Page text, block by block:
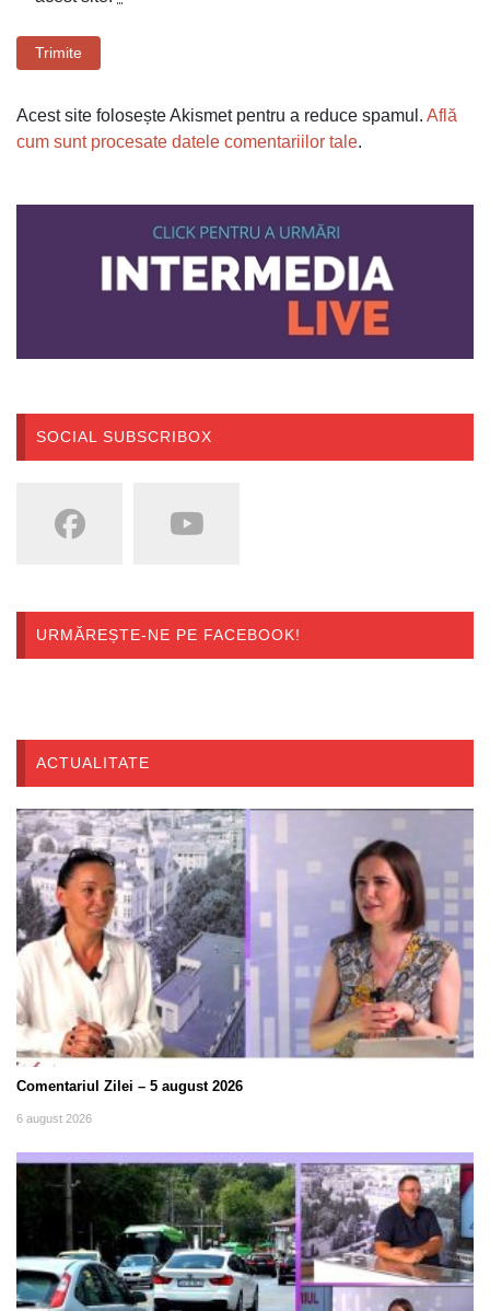
Trimite
Acest site folosește Akismet pentru a reduce spamul. Află
cum sunt procesate datele comentariilor tale.
SOCIAL SUBSCRIBOX
URMĂREȘTE-NE PE FACEBOOK!
ACTUALITATE
Comentariul Zilei – 5 august 2026
6 august 2026